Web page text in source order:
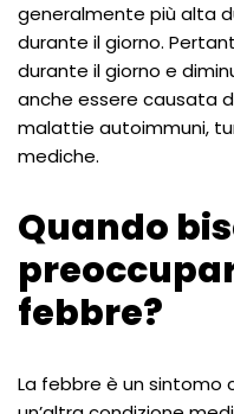
generalmente più alta
durante il giorno.
durante il giorno e
anche essere causata
malattie autoimmuni,
mediche.
Quando
febbre?
La febbre è un sintomo